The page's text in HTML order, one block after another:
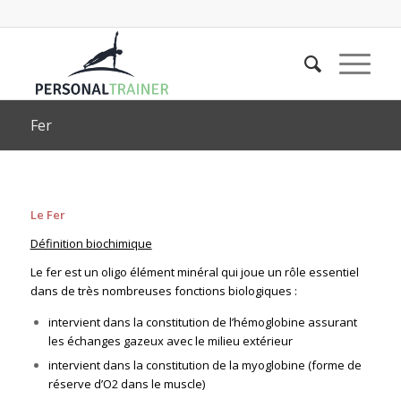
Fer
Le Fer
Définition biochimique
Le fer est un oligo élément minéral qui joue un rôle essentiel
dans de très nombreuses fonctions biologiques :
intervient dans la constitution de l’hémoglobine assurant
les échanges gazeux avec le milieu extérieur
intervient dans la constitution de la myoglobine (forme de
réserve d’O2 dans le muscle)